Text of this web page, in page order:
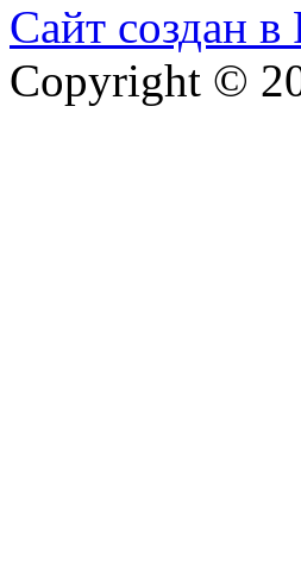
Сайт создан
Copyright ©